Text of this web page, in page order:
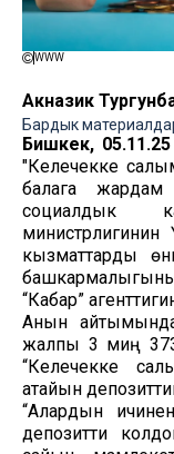
WWW
Акназик
Бардык
Бишкек,
"Келечекке
балага
социалдык
кызматтарды
“Кабар”
Анын
жалпы 3 миң
“Келечекке
атайын
“Алардын
депозитти